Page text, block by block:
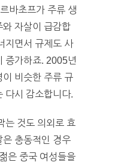
바초프가 주류 생
자살이 급감합
지면서 규제도 사
증가하죠. 2005년
비슷한 주류 규
다시 감소합니다.
는 것도 의외로 효
충동적인 경우
은 중국 여성들을